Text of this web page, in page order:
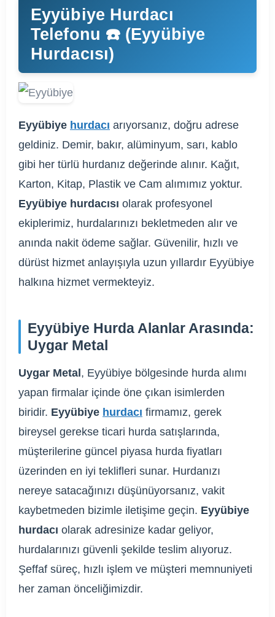
Eyyübiye Hurdacı
Telefonu ☎️ (Eyyübiye
Hurdacısı)
Eyyübiye hurdacı arıyorsanız, doğru adrese
geldiniz. Demir, bakır, alüminyum, sarı, kablo
gibi her türlü hurdanız değerinde alınır. Kağıt,
Karton, Kitap, Plastik ve Cam alımımız yoktur.
Eyyübiye hurdacısı olarak profesyonel
ekiplerimiz, hurdalarınızı bekletmeden alır ve
anında nakit ödeme sağlar. Güvenilir, hızlı ve
dürüst hizmet anlayışıyla uzun yıllardır Eyyübiye
halkına hizmet vermekteyiz.
Eyyübiye Hurda Alanlar Arasında:
Uygar Metal
Uygar Metal , Eyyübiye bölgesinde hurda alımı
yapan firmalar içinde öne çıkan isimlerden
biridir. Eyyübiye hurdacı firmamız, gerek
bireysel gerekse ticari hurda satışlarında,
müşterilerine güncel piyasa hurda fiyatları
üzerinden en iyi teklifleri sunar. Hurdanızı
nereye satacağınızı düşünüyorsanız, vakit
kaybetmeden bizimle iletişime geçin. Eyyübiye
hurdacı olarak adresinize kadar geliyor,
hurdalarınızı güvenli şekilde teslim alıyoruz.
Şeffaf süreç, hızlı işlem ve müşteri memnuniyeti
her zaman önceliğimizdir.